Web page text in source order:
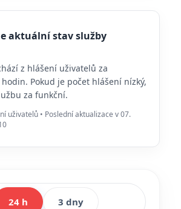
aktuální stav služby
z hlášení uživatelů za
Pokud je počet hlášení nízký,
za funkční.
uživatelů • Poslední aktualizace v 07.
24 h 3 dny